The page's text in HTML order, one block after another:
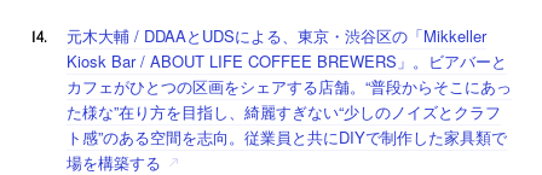
元木大輔 / DDAAとUDSによる、東京・渋谷区の「Mikkeller
Kiosk Bar / ABOUT LIFE COFFEE BREWERS」。ビアバーと
カフェがひとつの区画をシェアする店舗。“普段からそこにあっ
た様な”在り方を目指し、綺麗すぎない“少しのノイズとクラフ
ト感”のある空間を志向。従業員と共にDIYで制作した家具類で
場を構築する